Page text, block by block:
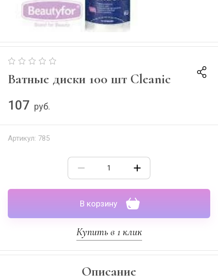
Ватные диски 100 шт Cleanic
107 руб.
Артикул: 785
В корзину
Купить в 1 клик
Описание